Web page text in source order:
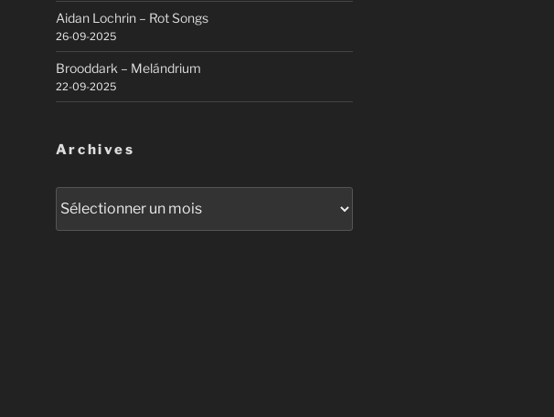
Aidan Lochrin – Rot Songs
26-09-2025
Brooddark – Melándrium
22-09-2025
Archives